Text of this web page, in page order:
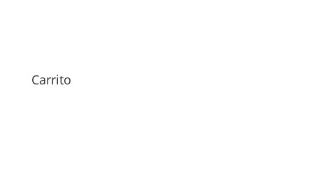
Carrito